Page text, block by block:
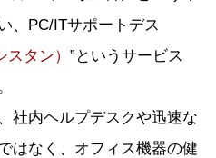
、PC/ITサポートデス
タン） ”というサービス
社内ヘルプデスクや迅速な
はなく、オフィス機器の健